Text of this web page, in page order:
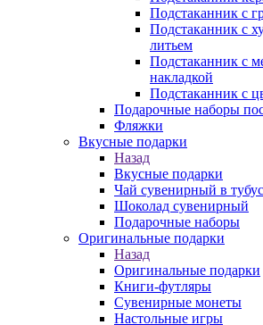
Подстаканник c
Подстаканник с
литьем
Подстаканник с
накладкой
Подстаканник с
Подарочные наборы
Фляжки
Вкусные подарки
Назад
Вкусные подарки
Чай сувенирный в
Шоколад сувенирный
Подарочные наборы
Оригинальные подарки
Назад
Оригинальные подарки
Книги-футляры
Сувенирные монеты
Настольные игры